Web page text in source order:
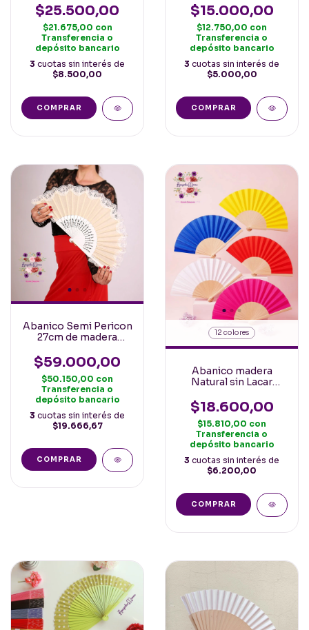
$25.500,00
$21.675,00 con
Transferencia o
depósito bancario
3 cuotas sin interés de
$8.500,00
23cm
$15.000,00
$12.750,00 con
Transferencia o
depósito bancario
3 cuotas sin interés de
$5.000,00
COMPRAR
Abanico Semi Pericon
27cm de madera
puntilla Español
Crema
$59.000,00
$50.150,00 con
Transferencia o
depósito bancario
3 cuotas sin interés de
$19.666,67
12 colores
Abanico madera
Natural sin Lacar
colores 23cm
$18.600,00
$15.810,00 con
Transferencia o
depósito bancario
3 cuotas sin interés de
$6.200,00
COMPRAR